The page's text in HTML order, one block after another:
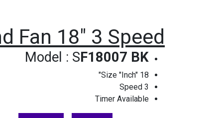
Fan 18" 3 Speed
Model : SF18007 BK
Size "Inch" 18"
Speed 3
Timer Available